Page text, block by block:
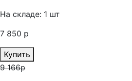
На складе: 1 шт
7 850 р
Купить
9 166р